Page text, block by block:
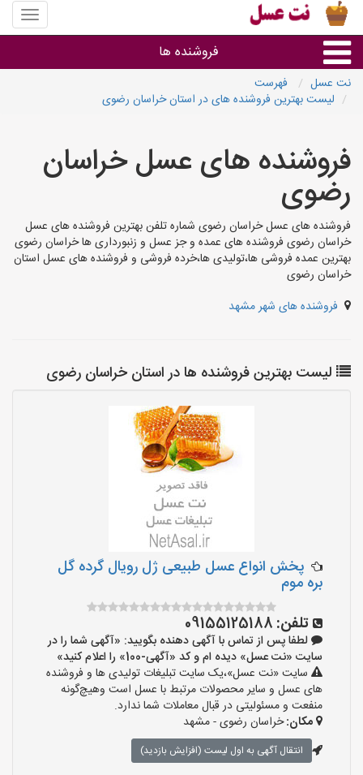
منوی
سایت
عسل
فروشنده ها
گروه ها
نت عسل
فهرست
لیست بهترین فروشنده های در استان خراسان رضوی
فروشنده های عسل خراسان
رضوی
فروشنده های عسل خراسان رضوی شماره تلفن بهترین فروشنده های عسل
خراسان رضوی فروشنده های عمده و جز عسل و زنبورداری ها خراسان رضوی
بهترین عمده فروشی ها،تولیدی ها،خرده فروشی و فروشنده های عسل استان
خراسان رضوی
فروشنده های شهر مشهد
لیست بهترین فروشنده ها در استان خراسان رضوی
پخش انواع عسل طبیعی ژل رویال گرده گل
بره موم
تلفن: 09155125188
لطفا پس از تماس با آگهی دهنده بگویید: «آگهی شما را در
سایت «نت عسل» دیده ام و کد «آگهی-100» را اعلام کنید»
سایت «نت عسل»،یک سایت تبلیغات تولیدی ها و فروشنده
های عسل و سایر محصولات مرتبط با عسل است وهیچ‌گونه
منفعت و مسئولیتی در قبال معاملات شما ندارد.
مکان:خراسان رضوی - مشهد
انتقال آگهی به اول لیست (افزایش بازدید)